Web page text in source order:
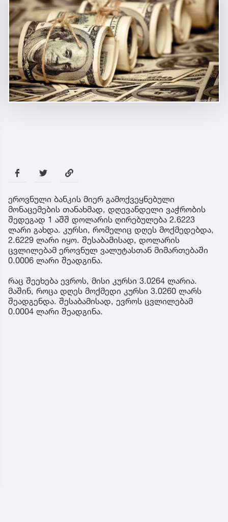
ეროვნული ბანკის მიერ გამოქვეყნებული
მონაცემების თანახმად, დღევანდელი ვაჭრობის
შედეგად 1 აშშ დოლარის ღირებულება 2.6223
ლარი გახდა. კურსი, რომელიც დღეს მოქმედებდა,
2.6229 ლარი იყო. შესაბამისად, დოლარის
ცვლილებამ ეროვნულ ვალუტასთან მიმართებაში
0.0006 ლარი შეადგინა.
რაც შეეხება ევროს, მისი კურსი 3.0264 ლარია.
მაშინ, როცა დღეს მოქმედი კურსი 3.0260 ლარს
შეადგენდა. შესაბამისად, ევროს ცვლილებამ
0.0004 ლარი შეადგინა.